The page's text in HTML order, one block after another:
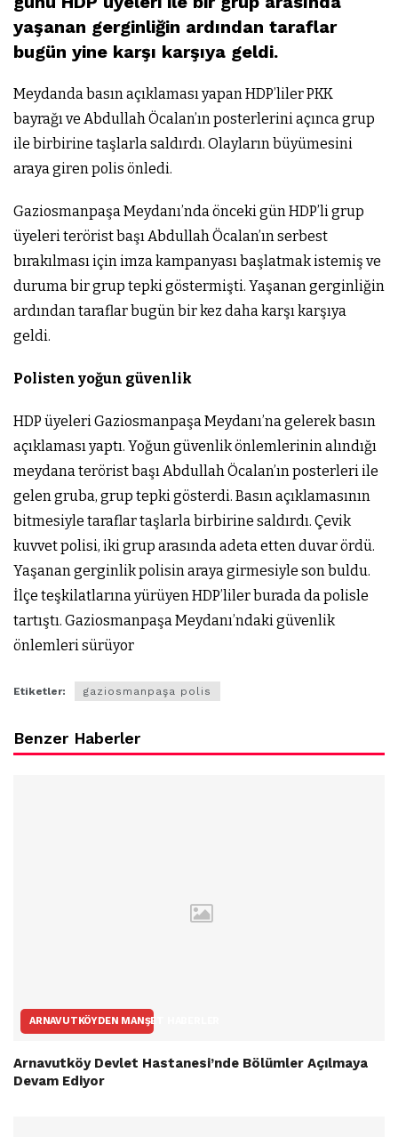
yaşanan gerginliğin ardından taraflar
bugün yine karşı karşıya geldi.
Meydanda basın açıklaması yapan HDP’liler PKK
bayrağı ve Abdullah Öcalan’ın posterlerini açınca grup
ile birbirine taşlarla saldırdı. Olayların büyümesini
araya giren polis önledi.
Gaziosmanpaşa Meydanı’nda önceki gün HDP’li grup
üyeleri terörist başı Abdullah Öcalan’ın serbest
bırakılması için imza kampanyası başlatmak istemiş ve
duruma bir grup tepki göstermişti. Yaşanan gerginliğin
ardından taraflar bugün bir kez daha karşı karşıya
geldi.
Polisten yoğun güvenlik
HDP üyeleri Gaziosmanpaşa Meydanı’na gelerek basın
açıklaması yaptı. Yoğun güvenlik önlemlerinin alındığı
meydana terörist başı Abdullah Öcalan’ın posterleri ile
gelen gruba, grup tepki gösterdi. Basın açıklamasının
bitmesiyle taraflar taşlarla birbirine saldırdı. Çevik
kuvvet polisi, iki grup arasında adeta etten duvar ördü.
Yaşanan gerginlik polisin araya girmesiyle son buldu.
İlçe teşkilatlarına yürüyen HDP’liler burada da polisle
tartıştı. Gaziosmanpaşa Meydanı’ndaki güvenlik
önlemleri sürüyor
Etiketler: gaziosmanpaşa polis
Benzer Haberler
ARNAVUTKÖYDEN MANŞET HABERLER
Arnavutköy Devlet Hastanesi’nde Bölümler Açılmaya
Devam Ediyor